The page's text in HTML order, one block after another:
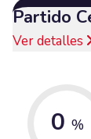
Partido
Ver detalles
0 %